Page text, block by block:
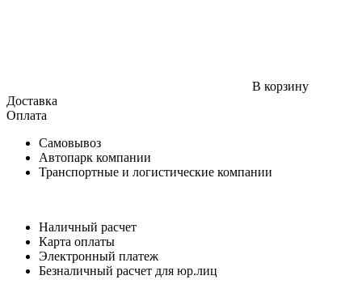
В корзину
Доставка
Оплата
Самовывоз
Автопарк компании
Транспортные и логистические компании
Наличный расчет
Карта оплаты
Электронный платеж
Безналичный расчет для юр.лиц